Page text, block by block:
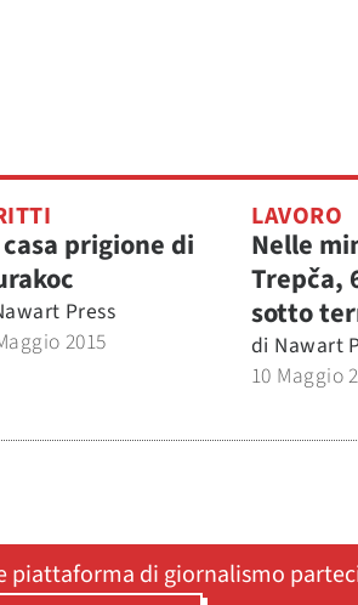
prigione di
Press
2015
LAVORO
Nelle
Trepča,
sotto
di Nawart
10 Maggio
piattaforma di giornalismo